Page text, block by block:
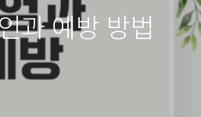
과 예방 방법